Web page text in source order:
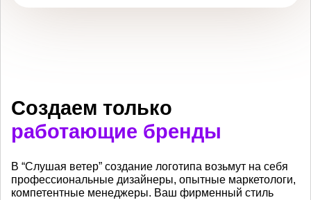
Создаем только
работающие бренды
В “Слушая ветер” создание логотипа возьмут на себя
профессиональные дизайнеры, опытные маркетологи,
компетентные менеджеры. Ваш фирменный стиль